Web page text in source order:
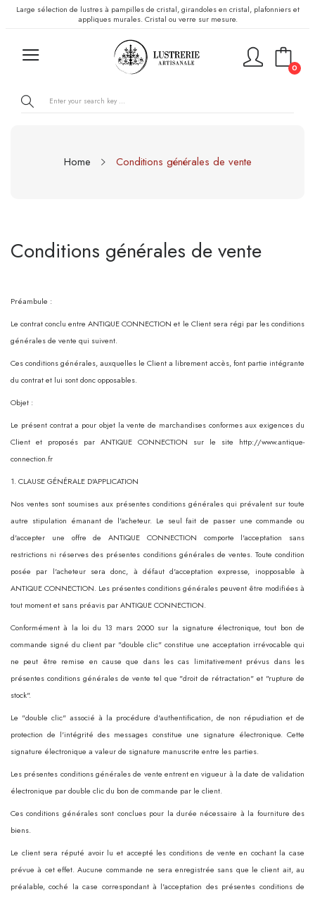
Large sélection de lustres à pampilles de cristal, girandoles en cristal, plafonniers et
appliques murales. Cristal ou verre sur mesure.
0
Home Conditions générales de vente
Conditions générales de vente
Préambule :
Le contrat conclu entre ANTIQUE CONNECTION et le Client sera régi par les conditions
générales de vente qui suivent.
Ces conditions générales, auxquelles le Client a librement accès, font partie intégrante
du contrat et lui sont donc opposables.
Objet :
Le présent contrat a pour objet la vente de marchandises conformes aux exigences du
Client et proposés par ANTIQUE CONNECTION sur le site http://www.antique-
connection.fr
1. CLAUSE GÉNÉRALE D'APPLICATION
Nos ventes sont soumises aux présentes conditions générales qui prévalent sur toute
autre stipulation émanant de l'acheteur. Le seul fait de passer une commande ou
d'accepter une offre de ANTIQUE CONNECTION comporte l'acceptation sans
restrictions ni réserves des présentes conditions générales de ventes. Toute condition
posée par l'acheteur sera donc, à défaut d'acceptation expresse, inopposable à
ANTIQUE CONNECTION. Les présentes conditions générales peuvent être modifiées à
tout moment et sans préavis par ANTIQUE CONNECTION.
Conformément à la loi du 13 mars 2000 sur la signature électronique, tout bon de
commande signé du client par "double clic" constitue une acceptation irrévocable qui
ne peut être remise en cause que dans les cas limitativement prévus dans les
présentes conditions générales de vente tel que "droit de rétractation" et "rupture de
stock".
Le "double clic" associé à la procédure d'authentification, de non répudiation et de
protection de l'intégrité des messages constitue une signature électronique. Cette
signature électronique a valeur de signature manuscrite entre les parties.
Les présentes conditions générales de vente entrent en vigueur à la date de validation
électronique par double clic du bon de commande par le client.
Ces conditions générales sont conclues pour la durée nécessaire à la fourniture des
biens.
Le client sera réputé avoir lu et accepté les conditions de vente en cochant la case
prévue à cet effet. Aucune commande ne sera enregistrée sans que le client ait, au
préalable, coché la case correspondant à l'acceptation des présentes conditions de